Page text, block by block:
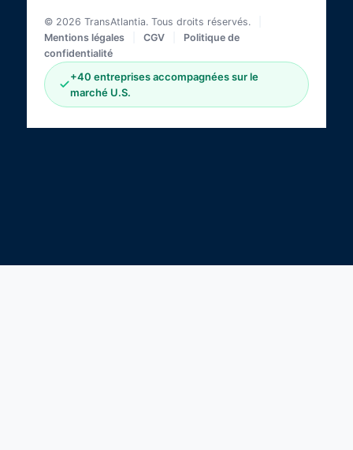
© 2026 TransAtlantia. Tous droits réservés.
Mentions légales
CGV
Politique de
confidentialité
+40 entreprises accompagnées sur le
marché U.S.